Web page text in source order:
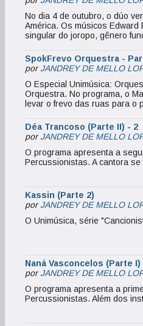
No dia 4 de outubro, o dúo
América. Os músicos
singular do joropo, gênero
SpokFrevo Orquestra -
porJANDREY DE MELLO
O Especial Unimúsica:
Orquestra. No programa, o
levar o frevo das ruas para o
Déa Trancoso (Parte II) - 2
porJANDREY DE MELLO
O programa apresenta a
Percussionistas. A cantora
Kassin (Parte 2)
porJANDREY DE MELLO
O Unimúsica, série
Naná Vasconcelos (Parte I)
porJANDREY DE MELLO
O programa apresenta a
Percussionistas. Além dos